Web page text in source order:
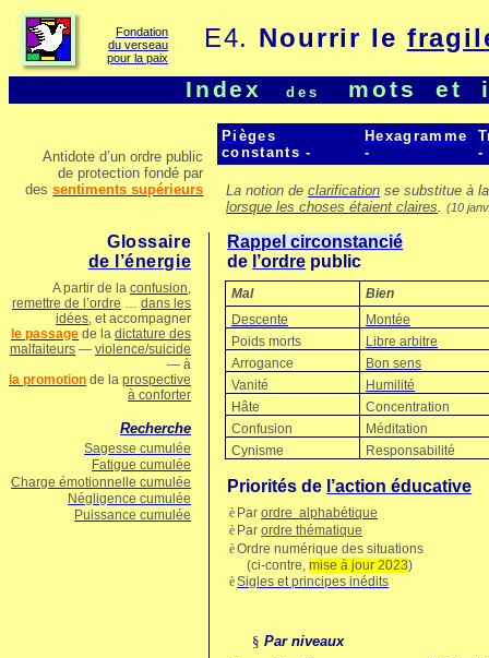
Fondation
du verseau
pour la paix
E4. Nourrir le
Index des mots et
Antidote d’un ordre public
de protection fondé par
dessentiments supérieurs
Pièges
constants -
Hexagramme
-
-
La notion declarification se substitue à
lorsque les choses étaient claires.(10
Glossaire
de l’énergie
A partir de laconfusion,
remettre de l’ordre …dans les
idées, et accompagner
le passage de ladictature des
malfaiteurs —violence/suicide
— à
la promotion de laprospective
à conforter
Recherche
Sagesse cumulée
Fatigue cumulée
Charge émotionnelle cumulée
Négligence cumulée
Puissance cumulée
Rappel circonstancié
de l’ordre public
Mal
Bien
Descente
Montée
Poids morts
Libre arbitre
Arrogance
Bon sens
Vanité
Humilité
Hâte
Concentration
Confusion
Méditation
Cynisme
Responsabilité
Priorités de l’action éducative
è Parordre alphabétique
è Parordre thématique
èOrdre numérique des situations
(ci-contre, mise à jour 2023)
èSigles et principes inédits
§ Par niveaux